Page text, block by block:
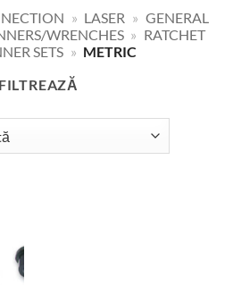
» LASER » GENERAL
WRENCHES » RATCHET
SETS » METRIC
FILTREAZĂ